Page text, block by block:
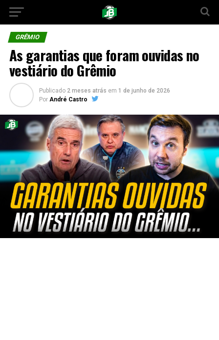
GRÊMIO
As garantias que foram ouvidas no
vestiário do Grêmio
Publicado 2 meses atrás em 1 de junho de 2026
Por André Castro